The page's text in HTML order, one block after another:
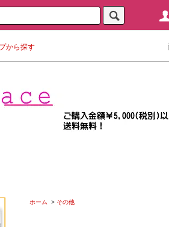
から探す
ホーム > その他